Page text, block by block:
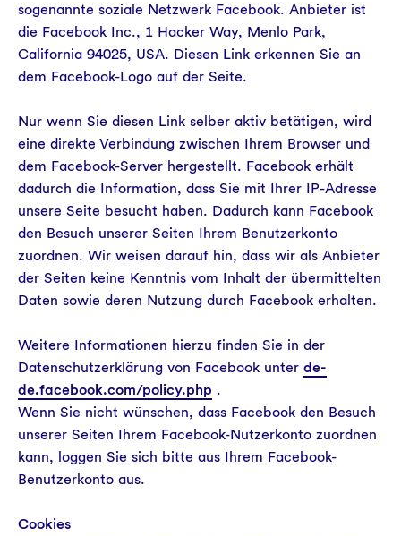
sogenannte soziale Netzwerk Facebook. Anbieter ist
die Facebook Inc., 1 Hacker Way, Menlo Park,
California 94025, USA. Diesen Link erkennen Sie an
dem Facebook-Logo auf der Seite.
Nur wenn Sie diesen Link selber aktiv betätigen, wird
eine direkte Verbindung zwischen Ihrem Browser und
dem Facebook-Server hergestellt. Facebook erhält
dadurch die Information, dass Sie mit Ihrer IP-Adresse
unsere Seite besucht haben. Dadurch kann Facebook
den Besuch unserer Seiten Ihrem Benutzerkonto
zuordnen. Wir weisen darauf hin, dass wir als Anbieter
der Seiten keine Kenntnis vom Inhalt der übermittelten
Daten sowie deren Nutzung durch Facebook erhalten.
Weitere Informationen hierzu finden Sie in der
Datenschutzerklärung von Facebook unter de-
de.facebook.com/policy.php .
Wenn Sie nicht wünschen, dass Facebook den Besuch
unserer Seiten Ihrem Facebook-Nutzerkonto zuordnen
kann, loggen Sie sich bitte aus Ihrem Facebook-
Benutzerkonto aus.
Cookies